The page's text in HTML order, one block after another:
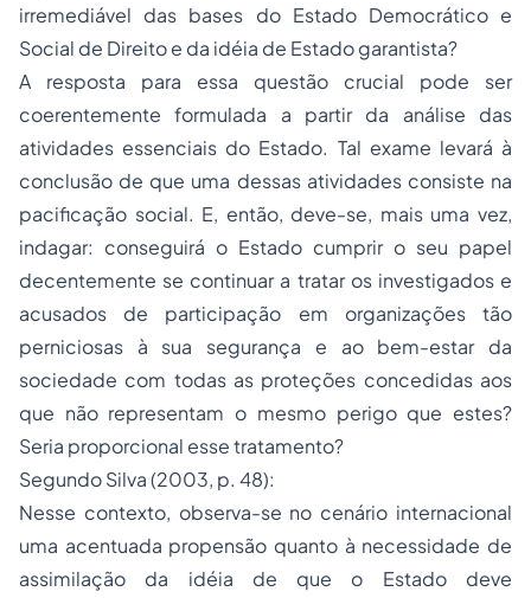
irremediável das bases do Estado Democrático e
Social de Direito e da idéia de Estado garantista?
A resposta para essa questão crucial pode ser
coerentemente formulada a partir da análise das
atividades essenciais do Estado. Tal exame levará à
conclusão de que uma dessas atividades consiste na
pacificação social. E, então, deve-se, mais uma vez,
indagar: conseguirá o Estado cumprir o seu papel
decentemente se continuar a tratar os investigados e
acusados de participação em organizações tão
perniciosas à sua segurança e ao bem-estar da
sociedade com todas as proteções concedidas aos
que não representam o mesmo perigo que estes?
Seria proporcional esse tratamento?
Segundo Silva (2003, p. 48):
Nesse contexto, observa-se no cenário internacional
uma acentuada propensão quanto à necessidade de
assimilação da idéia de que o Estado deve